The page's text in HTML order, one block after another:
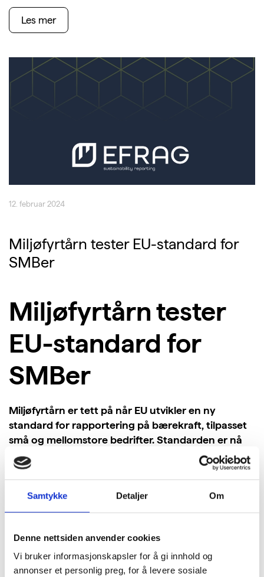
Samtykke Detaljer Om
Denne nettsiden anvender cookies
Vi bruker informasjonskapsler for å gi innhold og
annonser et personlig preg, for å levere sosiale
Les mer
12. februar 2024
Miljøfyrtårn tester EU-standard for
SMBer
Miljøfyrtårn tester
EU-standard for
SMBer
Miljøfyrtårn er tett på når EU utvikler en ny
standard for rapportering på bærekraft, tilpasset
små og mellomstore bedrifter. Standarden er nå
ute på høring, og Miljøfyrtårn er en av test-
virksomhe
Ved nyttår 2024 gikk startskuddet for omfattende
bærekraftsrapportering for de aller største
setter rammene, og den rådgivende
ekspertgruppen EFRAG (European Financial
Reporting Advisory Group) utarbeider selve